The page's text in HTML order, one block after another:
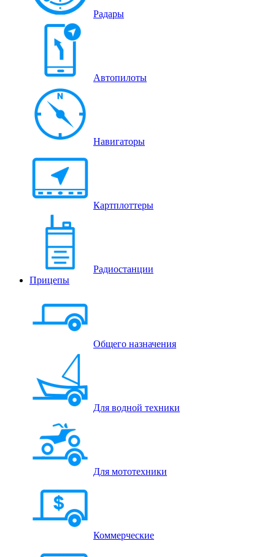
Радары
Автопилоты
Навигаторы
Картплоттеры
Радиостанции
Прицепы
Общего назначения
Для водной техники
Для мототехники
Коммерческие